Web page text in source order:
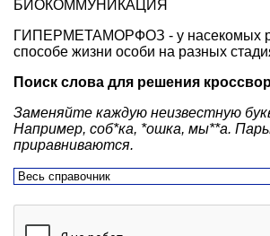
БИОКОММУНИКАЦИЯ
ГИПЕРМЕТАМОРФОЗ - у насекомых
способе жизни особи на разных
Поиск слова для решения
Заменяйте каждую неизвестную
Например, соб*ка, *ошка, мы**а.
приравниваются.